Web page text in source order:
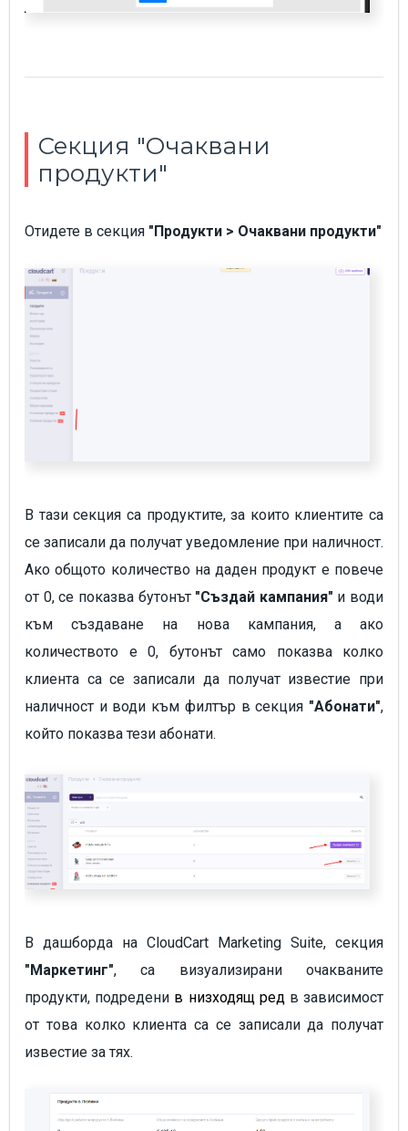
Секция "Очаквани
продукти"
Отидете в секция "Продукти > Очаквани продукти"
В тази секция са продуктите, за които клиентите са
се записали да получат уведомление при наличност.
Ако общото количество на даден продукт е повече
от 0, се показва бутонът "Създай кампания" и води
към създаване на нова кампания, а ако
количеството е 0, бутонът само показва колко
клиента са се записали да получат известие при
наличност и води към филтър в секция "Абонати",
който показва тези абонати.
В дашборда на CloudCart Marketing Suite, секция
"Маркетинг", са визуализирани очакваните
продукти, подредени в низходящ редв зависимост
от това колко клиента са се записали да получат
известие за тях.